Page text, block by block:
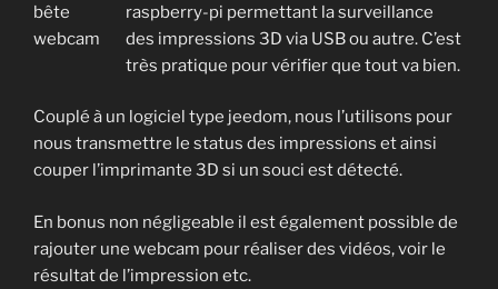
bête
webcam
raspberry-pi permettant la surveillance
des impressions 3D via USB ou autre. C’est
très pratique pour vérifier que tout va bien.
Couplé à un logiciel type jeedom, nous l’utilisons pour
nous transmettre le status des impressions et ainsi
couper l’imprimante 3D si un souci est détecté.
En bonus non négligeable il est également possible de
rajouter une webcam pour réaliser des vidéos, voir le
résultat de l’impression etc.